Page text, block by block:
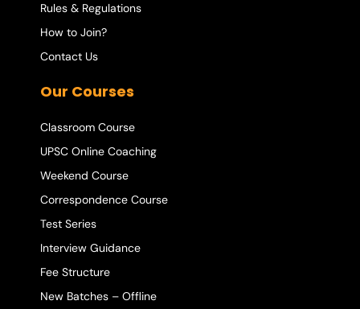
Rules & Regulations
How to Join?
Contact Us
Our Courses
Classroom Course
UPSC Online Coaching
Weekend Course
Correspondence Course
Test Series
Interview Guidance
Fee Structure
New Batches – Offline